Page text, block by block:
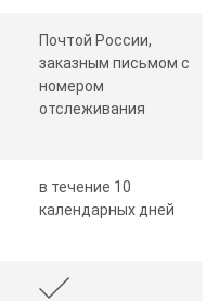
Почтой России,
заказным письмом с
номером
отслеживания
в течение 10
календарных дней